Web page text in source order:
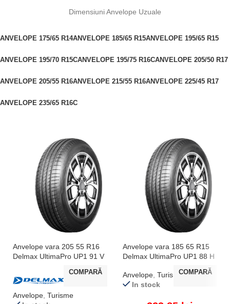
Dimensiuni Anvelope Uzuale
ANVELOPE 175/65 R14ANVELOPE 185/65 R15ANVELOPE 195/65 R15
ANVELOPE 195/70 R15CANVELOPE 195/75 R16CANVELOPE 205/50 R17
ANVELOPE 205/55 R16ANVELOPE 215/55 R16ANVELOPE 225/45 R17
ANVELOPE 235/65 R16C
Anvelope vara 205 55 R16
Delmax UltimaPro UP1 91 V
Anvelope Turisme
COMPARĂ
Anvelope vara 185 65 R15
Delmax UltimaPro UP1 88 H
Anvelope Turisme
In stock
COMPARĂ